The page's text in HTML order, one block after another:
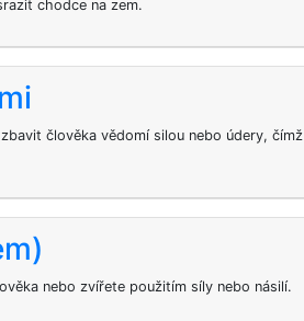
chodce na zem.
člověka vědomí silou nebo údery,
nebo zvířete použitím síly nebo násilí.